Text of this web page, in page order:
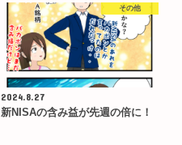
その他
2024.8.27
新NISAの含み益が先週の倍に！